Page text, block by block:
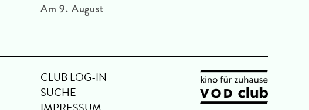
Am 9. August
CLUB LOG-IN
SUCHE